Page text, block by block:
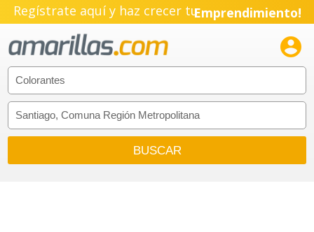
Regístrate aquí y haz crecer tuEmprendimiento!
